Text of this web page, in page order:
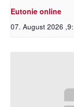
Eutonie online
07. August 2026